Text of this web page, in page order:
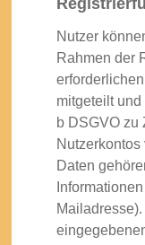
Nutzer
Rahmen der
mitgeteilt und
b DSGVO zu
Daten